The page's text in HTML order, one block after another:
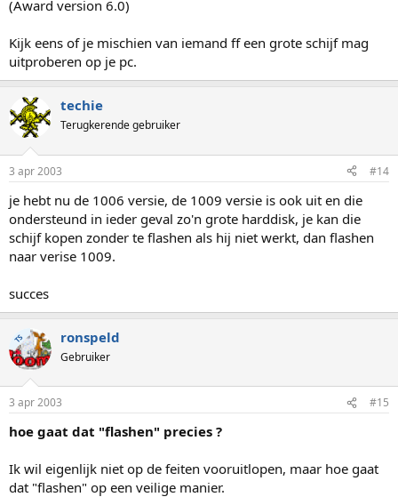
(Award version 6.0)
Kijk eens of je mischien van iemand ff een grote schijf mag
uitproberen op je pc.
techie
Terugkerende gebruiker
3 apr 2003 #14
je hebt nu de 1006 versie, de 1009 versie is ook uit en die
ondersteund in ieder geval zo'n grote harddisk, je kan die
schijf kopen zonder te flashen als hij niet werkt, dan flashen
naar verise 1009.
succes
TS ronspeld
Gebruiker
3 apr 2003 #15
hoe gaat dat "flashen" precies ?
Ik wil eigenlijk niet op de feiten vooruitlopen, maar hoe gaat
dat "flashen" op een veilige manier.